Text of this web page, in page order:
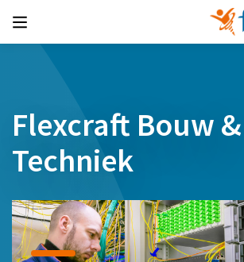
Flexcraft Bouw &
Techniek